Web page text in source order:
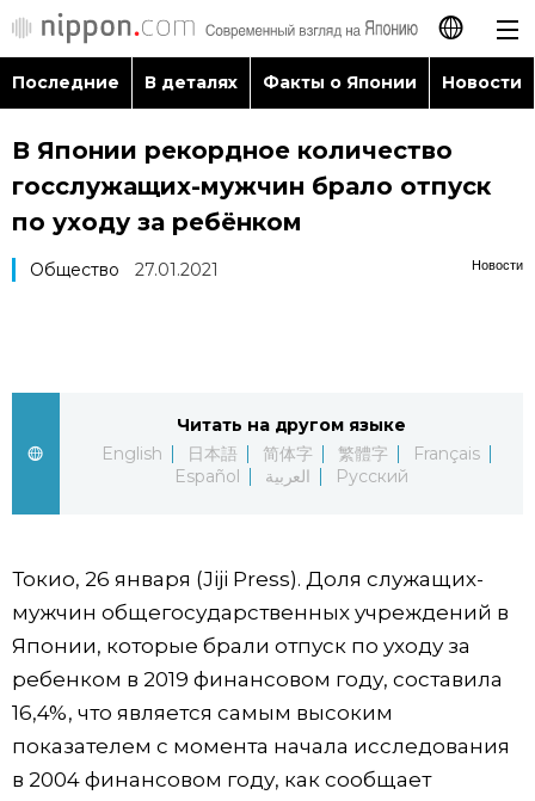
日本語
English
العربية
Последние
Фото/Видео
Разделы
Люди
Блог
Популярные статьи
Японский язык official SNS
Последние В деталях Факты о Японии Новости
В Японии рекордное количество
госслужащих-мужчин брало отпуск
по уходу за ребёнком
Новости
Общество 27.01.2021
Читать на другом языке
English
日本語 简体字 繁體字
Français
Español
العربية Русский
Токио, 26 января (Jiji Press). Доля служащих-
мужчин общегосударственных учреждений в
Японии, которые брали отпуск по уходу за
ребенком в 2019 финансовом году, составила
16,4%, что является самым высоким
показателем с момента начала исследования
в 2004 финансовом году, как сообщает